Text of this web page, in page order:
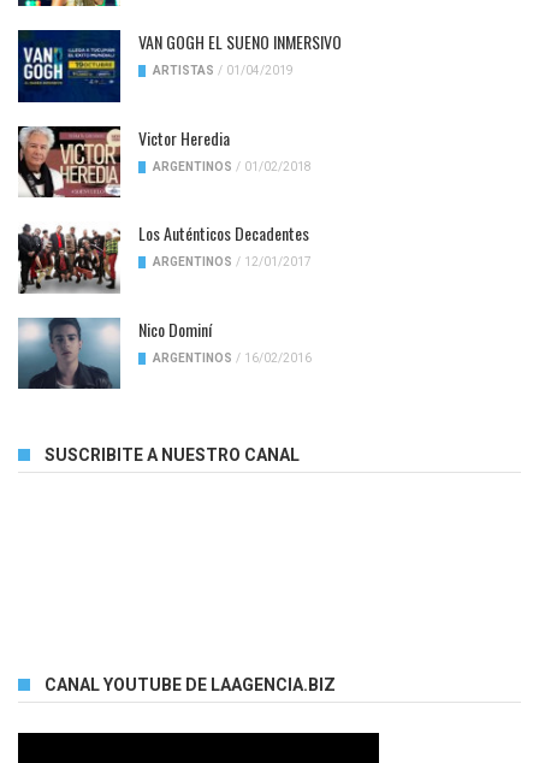
VAN GOGH EL SUENO INMERSIVO
ARTISTAS / 01/04/2019
Victor Heredia
ARGENTINOS / 01/02/2018
Los Auténticos Decadentes
ARGENTINOS / 12/01/2017
Nico Dominí
ARGENTINOS / 16/02/2016
SUSCRIBITE A NUESTRO CANAL
CANAL YOUTUBE DE LAAGENCIA.BIZ